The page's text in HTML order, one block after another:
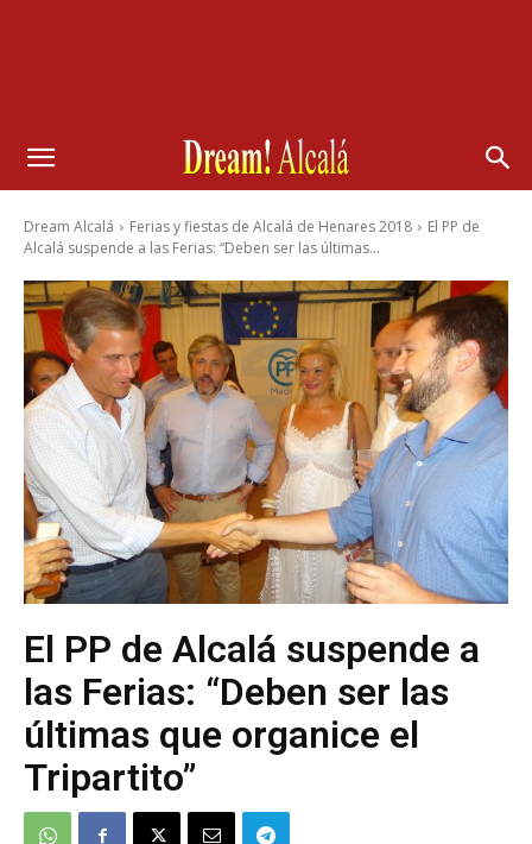
Dream Alcalá Ferias y fiestas de Alcalá de Henares 2018
El PP de
Alcalá suspende a las Ferias: “Deben ser las últimas...
El PP de Alcalá suspende a
las Ferias: “Deben ser las
últimas que organice el
Tripartito”